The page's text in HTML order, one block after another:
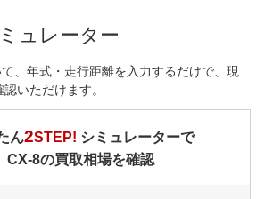
ュレーター
、年式・走行距離を入力するだけで、現
いただけます。
ん2STEP! シミュレーターで
CX-8の買取相場を確認